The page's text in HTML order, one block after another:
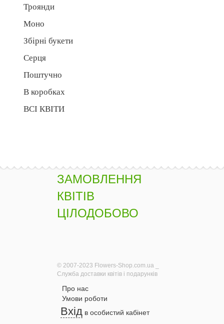
Троянди
Моно
Збірні букети
Серця
Поштучно
В коробках
ВСІ КВІТИ
ЗАМОВЛЕННЯ
КВІТІВ
ЦІЛОДОБОВО
© 2007-2023 Flowers-Shop.com.ua _
Служба доставки квітів і подарунків
Про нас
Умови роботи
Вхід в особистий кабінет